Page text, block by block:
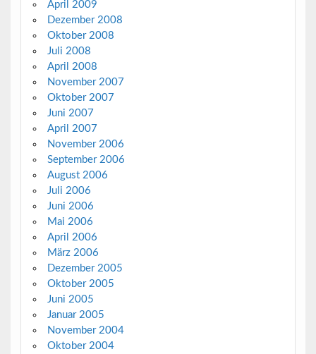
April 2009
Dezember 2008
Oktober 2008
Juli 2008
April 2008
November 2007
Oktober 2007
Juni 2007
April 2007
November 2006
September 2006
August 2006
Juli 2006
Juni 2006
Mai 2006
April 2006
März 2006
Dezember 2005
Oktober 2005
Juni 2005
Januar 2005
November 2004
Oktober 2004